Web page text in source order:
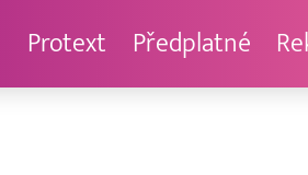
Protext Předplatné